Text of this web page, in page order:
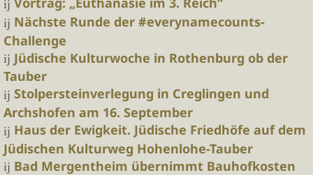
Nächste Runde der #everynamecounts-
Challenge
Jüdische Kulturwoche in Rothenburg ob der
Tauber
Stolpersteinverlegung in Creglingen und
Archshofen am 16. September
Haus der Ewigkeit. Jüdische Friedhöfe auf dem
Jüdischen Kulturweg Hohenlohe-Tauber
Bad Mergentheim übernimmt Bauhofkosten